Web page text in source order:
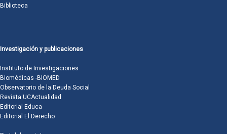
Biblioteca
Investigación y publicaciones
Instituto de Investigaciones
Biomédicas -BIOMED
Observatorio de la Deuda Social
Revista UCActualidad
Editorial Educa
Editorial El Derecho